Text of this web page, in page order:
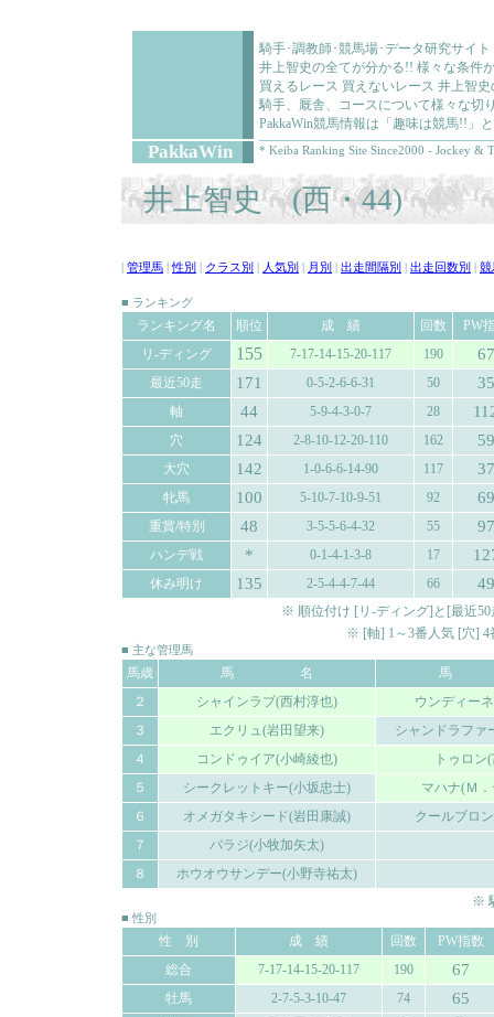
騎手･調教師･競馬場･データ研究サイ
井上智史の全てが分かる!! 様々な条件
買えるレース 買えないレース 井上智
騎手、厩舎、コースについて様々な切
PakkaWin競馬情報は「趣味は競馬!!」
PakkaWin * Keiba Ranking Site Since2000 - Jockey &
井上智史 (西・44)
管理馬 |性別 クラス別 人気別 月別 出走間隔別 出走回数別 競
■ ランキング
ランキング名 順位 成 績 回数
PW
リ-ディング
155 7-17-14-15-20-117 190 67
最近50走 171 0-5-2-6-6-31 50 35
軸 44 5-9-4-3-0-7 28
穴 124 2-8-10-12-20-110 162 59
大穴 142 1-0-6-6-14-90 117 37
牝馬 100 5-10-7-10-9-51 92 69
重賞/特別 48 3-5-5-6-4-32 55 97
ハンデ戦 * 0-1-4-1-3-8 17
休み明け 135 2-5-4-4-7-44 66 49
※ 順位付け [リ-ディング]と[最近
※ [軸] 1～3番人気 [穴] 4
■ 主な管理馬
馬歳 馬 名
馬
２
シャインラブ(西村淳也)
ウンディー
３
エクリュ(岩田望来)
シャンドラファ
４
コンドゥイア(小崎綾也)
トゥロン
５
シークレットキー(小坂忠士)
マハナ(Ｍ
６
オメガタキシード(岩田康誠)
クールブロ
７
バラジ(小牧加矢太)
８
ホウオウサンデー(小野寺祐太)
※
■ 性別
性 別 成 績 回数
PW指数
総合
7-17-14-15-20-117 190 67
牡馬 2-7-5-3-10-47 74 65